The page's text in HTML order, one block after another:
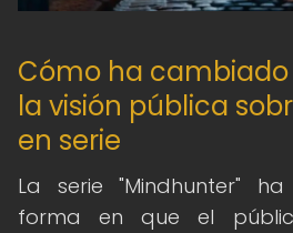
Cómo ha
la visión pública
en serie
La serie "Mindhunter"
forma en que el